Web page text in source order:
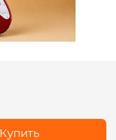
Купить